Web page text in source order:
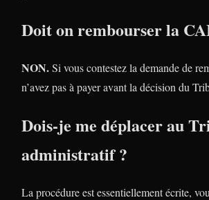
Doit on rembourser la
NON.Si vous contestez la demande de
n’avez pas à payer avant la décision du
Dois-je me déplacer au
administratif ?
La procédure est essentiellement écrite,